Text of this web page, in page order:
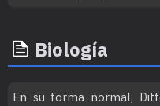
Biología
En su forma normal,